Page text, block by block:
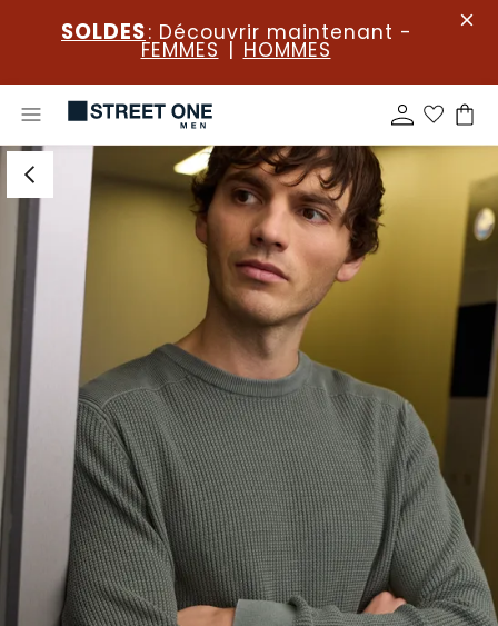
SOLDES: Découvrir maintenant -
FEMMES | HOMMES